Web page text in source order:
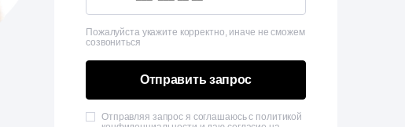
Пожалуйста укажите корректно, иначе не сможем
созвониться
Отправить запрос
Отправляя запрос я соглашаюсь с политикой